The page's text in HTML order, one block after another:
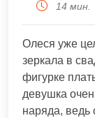
14 мин.
Олеся уже
зеркала в
фигурке
девушка
наряда, ведь